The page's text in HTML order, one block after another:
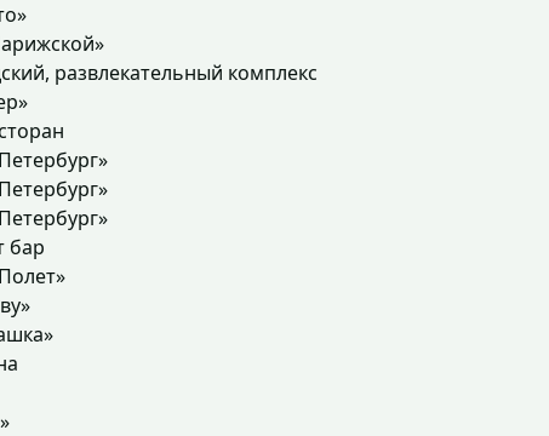
развлекательный комплекс
бар